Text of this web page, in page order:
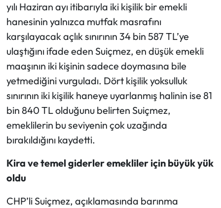
yılı Haziran ayı itibarıyla iki kişilik bir emekli
hanesinin yalnızca mutfak masrafını
karşılayacak açlık sınırının 34 bin 587 TL’ye
ulaştığını ifade eden Suiçmez, en düşük emekli
maaşının iki kişinin sadece doymasına bile
yetmediğini vurguladı. Dört kişilik yoksulluk
sınırının iki kişilik haneye uyarlanmış halinin ise 81
bin 840 TL olduğunu belirten Suiçmez,
emeklilerin bu seviyenin çok uzağında
bırakıldığını kaydetti.
Kira ve temel giderler emekliler için büyük yük
oldu
CHP’li Suiçmez, açıklamasında barınma